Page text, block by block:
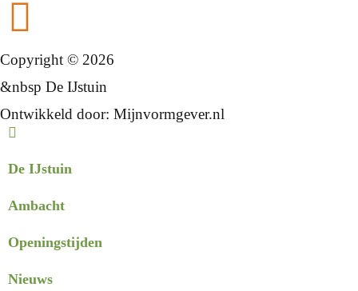
Copyright © 2026
&nbsp De IJstuin
Ontwikkeld door: Mijnvormgever.nl
De IJstuin
Ambacht
Openingstijden
Nieuws